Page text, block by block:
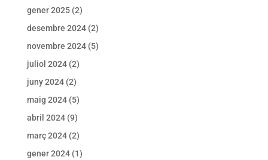
gener 2025(2)
desembre 2024(2)
novembre 2024(5)
juliol 2024(2)
juny 2024(2)
maig 2024(5)
abril 2024(9)
març 2024(2)
gener 2024(1)